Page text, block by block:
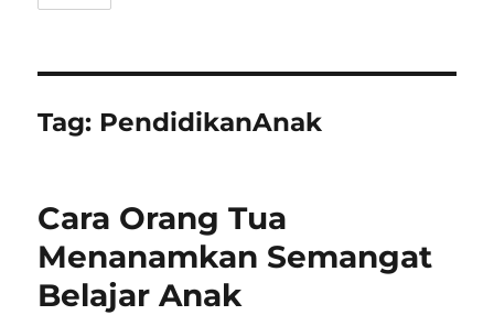
Tag: PendidikanAnak
Cara Orang Tua
Menanamkan Semangat
Belajar Anak